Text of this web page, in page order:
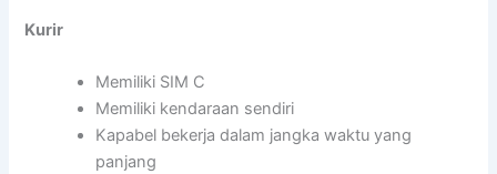
Kurir
Memiliki SIM C
Memiliki kendaraan sendiri
Kapabel bekerja dalam jangka waktu yang
panjang